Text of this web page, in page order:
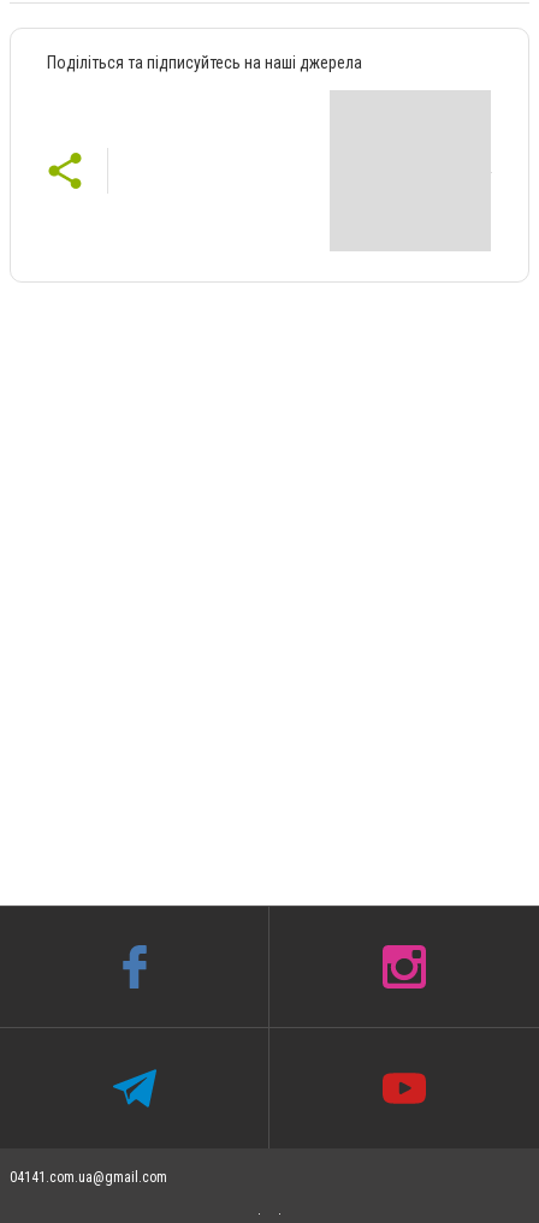
Поділіться та підписуйтесь на наші джерела
04141.com.ua@gmail.com